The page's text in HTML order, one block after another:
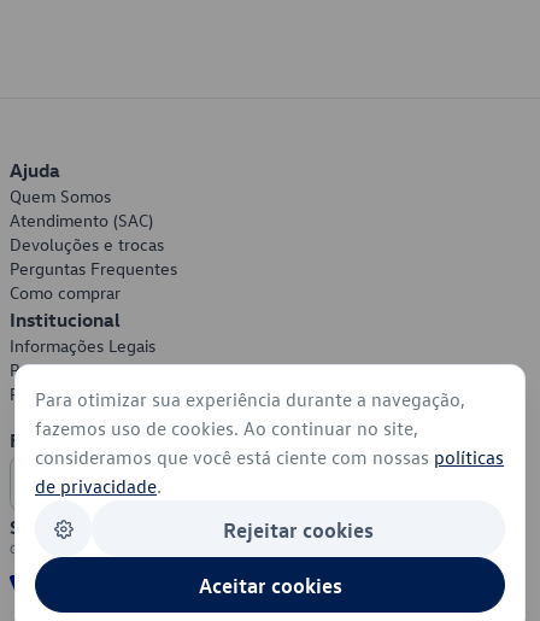
Ajuda
Quem Somos
Atendimento (SAC)
Devoluções e trocas
Perguntas Frequentes
Como comprar
Institucional
Informações Legais
Política de Privacidade
Política de Cookies
Formas de Pagamento
Segurança
Para otimizar sua experiência durante a navegação,
fazemos uso de cookies. Ao continuar no site,
consideramos que você está ciente com nossas políticas
de privacidade.
Rejeitar cookies
Aceitar cookies